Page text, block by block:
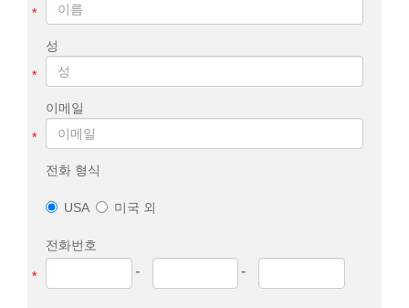
*
성
*
이메일
*
전화 형식
USA 미국 외
전화번호
* - -